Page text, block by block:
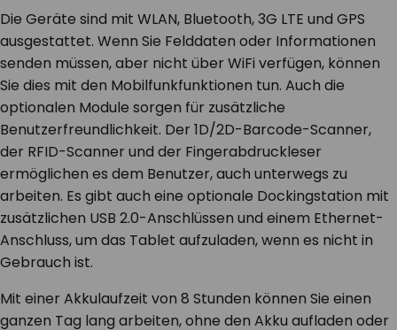
Die Geräte sind mit WLAN, Bluetooth, 3G LTE und GPS
ausgestattet. Wenn Sie Felddaten oder Informationen
senden müssen, aber nicht über WiFi verfügen, können
Sie dies mit den Mobilfunkfunktionen tun. Auch die
optionalen Module sorgen für zusätzliche
Benutzerfreundlichkeit. Der 1D/2D-Barcode-Scanner,
der RFID-Scanner und der Fingerabdruckleser
ermöglichen es dem Benutzer, auch unterwegs zu
arbeiten. Es gibt auch eine optionale Dockingstation mit
zusätzlichen USB 2.0-Anschlüssen und einem Ethernet-
Anschluss, um das Tablet aufzuladen, wenn es nicht in
Gebrauch ist.
Mit einer Akkulaufzeit von 8 Stunden können Sie einen
ganzen Tag lang arbeiten, ohne den Akku aufladen oder